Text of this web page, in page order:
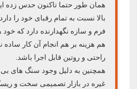
همان طور حتما تاکنون حدس زده
بالا نسبت به تمام رقبای خود را
فرم و سازه نگهدارنده دارد که
هم هزینه بر هم انجام آن کار ساده
راحتی و روتین قابل اجرا باشد.
همچنین به دلیل وجود سنگ های
غیره در بازار تصمیمی سخت و